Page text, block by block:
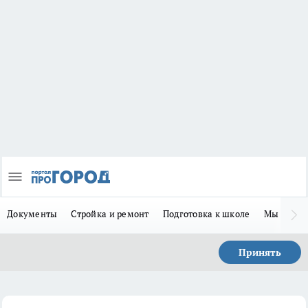
Документы Стройка и ремонт Подготовка к школе Мы в MAX
Принять